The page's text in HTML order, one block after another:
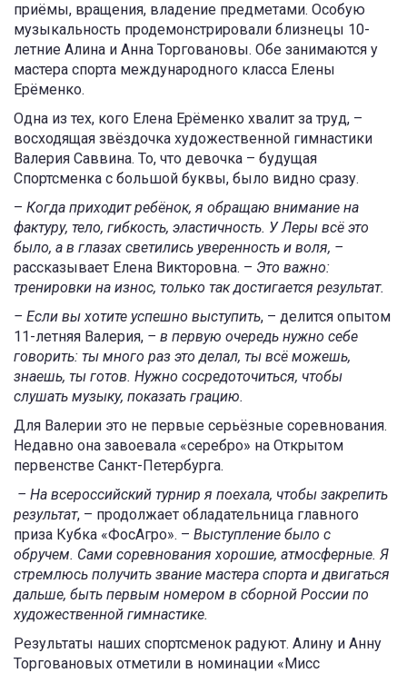
приёмы, вращения, владение предметами. Особую
музыкальность продемонстрировали близнецы 10-
летние Алина и Анна Торговановы. Обе занимаются у
мастера спорта международного класса Елены
Ерёменко.
Одна из тех, кого Елена Ерёменко хвалит за труд, –
восходящая звёздочка художественной гимнастики
Валерия Саввина. То, что девочка – будущая
Спортсменка с большой буквы, было видно сразу.
– Когда приходит ребёнок, я обращаю внимание на
фактуру, тело, гибкость, эластичность. У Леры всё это
было, а в глазах светились уверенность и воля, –
рассказывает Елена Викторовна. – Это важно:
тренировки на износ, только так достигается результат.
– Если вы хотите успешно выступить, – делится опытом
11-летняя Валерия, – в первую очередь нужно себе
говорить: ты много раз это делал, ты всё можешь,
знаешь, ты готов. Нужно сосредоточиться, чтобы
слушать музыку, показать грацию.
Для Валерии это не первые серьёзные соревнования.
Недавно она завоевала «серебро» на Открытом
первенстве Санкт-Петербурга.
– На всероссийский турнир я поехала, чтобы закрепить
результат, – продолжает обладательница главного
приза Кубка «ФосАгро». – Выступление было с
обручем. Сами соревнования хорошие, атмосферные. Я
стремлюсь получить звание мастера спорта и двигаться
дальше, быть первым номером в сборной России по
художественной гимнастике.
Результаты наших спортсменок радуют. Алину и Анну
Торговановых отметили в номинации «Мисс